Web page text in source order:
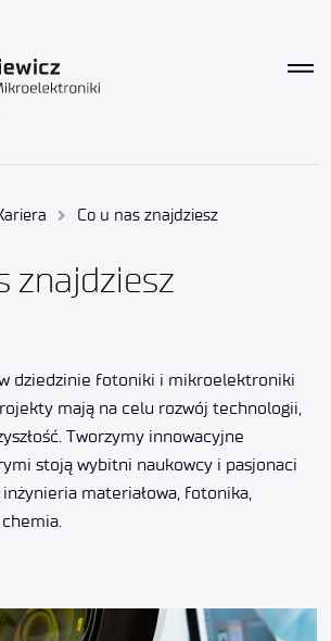
Co u nas znajdziesz
znajdziesz
dziedzinie fotoniki i mikroelektroniki
mają na celu rozwój technologii,
Tworzymy innowacyjne
stoją wybitni naukowcy i pasjonaci
materiałowa, fotonika,